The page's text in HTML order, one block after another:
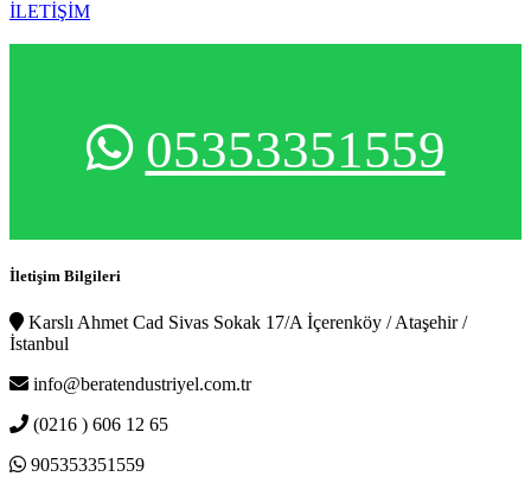
İLETİŞİM
05353351559
İletişim Bilgileri
Karslı Ahmet Cad Sivas Sokak 17/A İçerenköy / Ataşehir /
İstanbul
info@beratendustriyel.com.tr
(0216 ) 606 12 65
905353351559